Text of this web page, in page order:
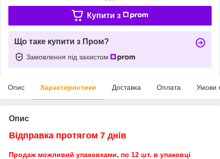
Купити з
Що таке купити з Пром?
Замовлення під захистом
Опис Характеристики Доставка Оплата Умови
Опис
Відправка протягом 7 днів
Продаж можливий упаковками, по 12 шт. в упаковці